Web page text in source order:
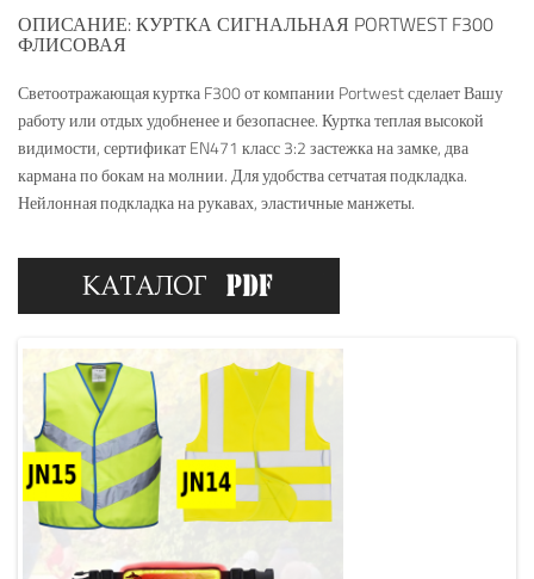
ОПИСАНИЕ: КУРТКА СИГНАЛЬНАЯ PORTWEST F300
ФЛИСОВАЯ
Светоотражающая куртка F300 от компании Portwest сделает Вашу
работу или отдых удобненее и безопаснее. Куртка теплая высокой
видимости, сертификат EN471 класс 3:2 застежка на замке, два
кармана по бокам на молнии. Для удобства сетчатая подкладка.
Нейлонная подкладка на рукавах, эластичные манжеты.